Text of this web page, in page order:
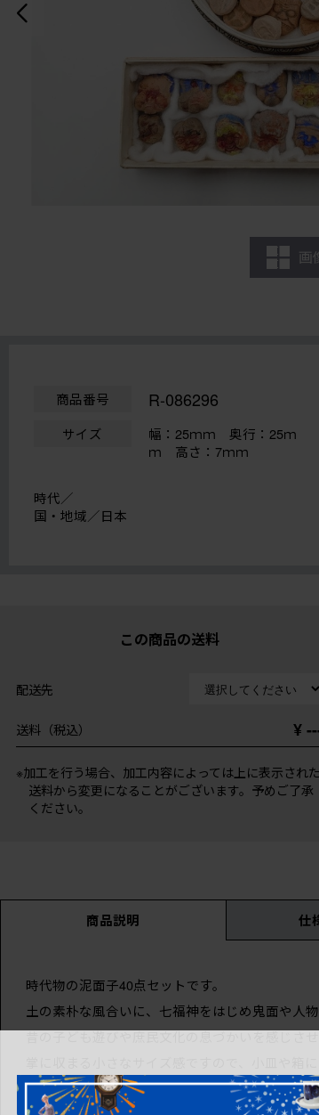
画
商品番号 R-086296
サイズ 幅：25ｍｍ 奥行：25ｍ
ｍ 高さ：7ｍｍ
時代／
国・地域／日本
この商品の送料
配送先
送料（税込） ¥
※加工を行う場合、加工内容によっては上に表示された
送料から変更になることがございます。予めご了承
ください。
商品説明 仕
時代物の泥面子40点セットです。
土の素朴な風合いに、七福神をはじめ鬼面や人
昔の子ども遊びや庶民文化の息づかいを感じさ
掌に収まる小さなサイズ感ですので、小皿や箱
ど、インテリアのアクセントにもおすすめです。